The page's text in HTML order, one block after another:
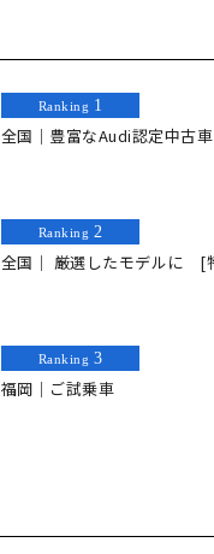
Ranking 1
全国｜豊富なAudi認定中古
Ranking 2
全国｜ 厳選したモデルに [
Ranking 3
福岡｜ご試乗車